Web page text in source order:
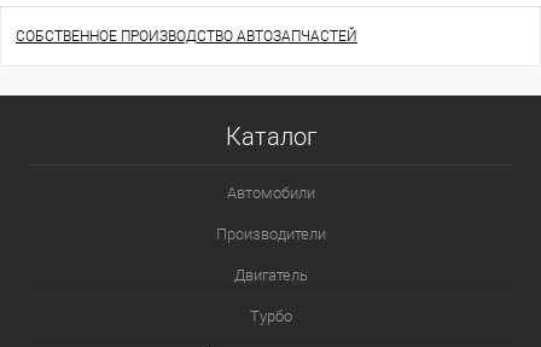
СОБСТВЕННОЕ ПРОИЗВОДСТВО АВТОЗАПЧАСТЕЙ
Каталог
Автомобили
Производители
Двигатель
Турбо